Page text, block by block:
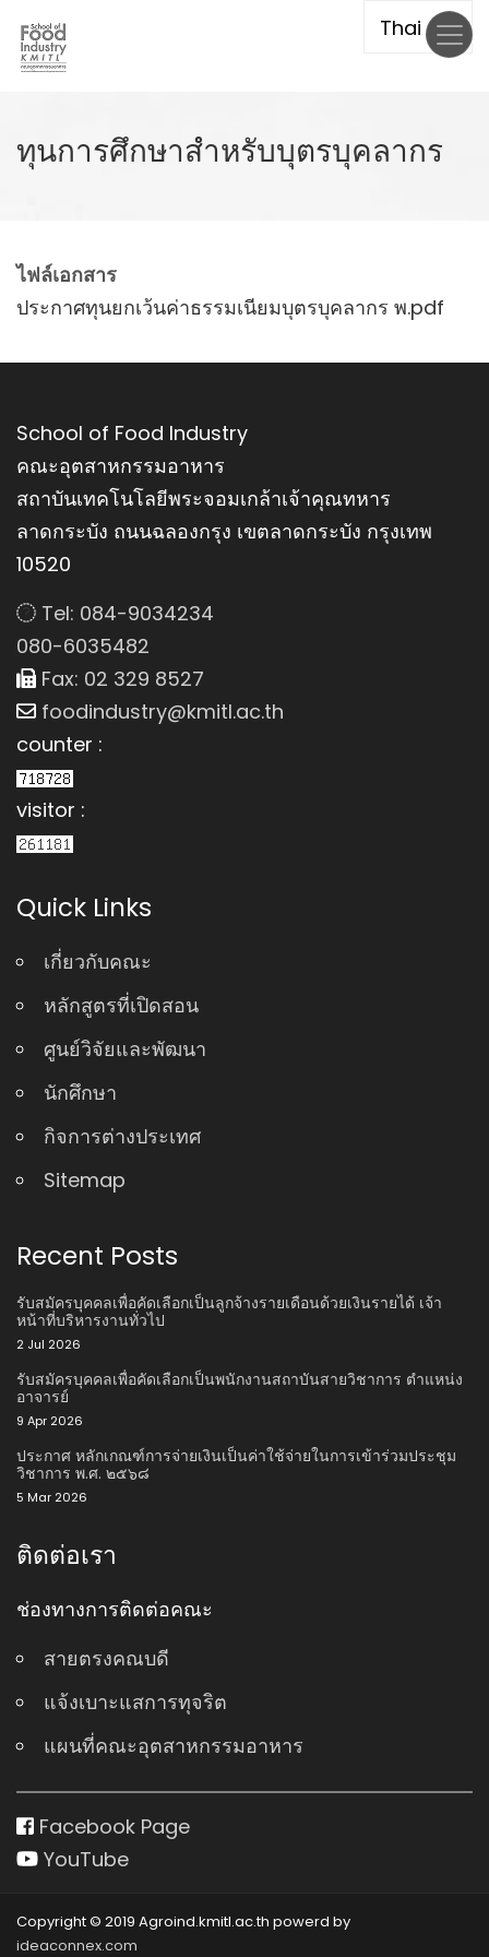
Skip
main
ทุนการศึกษาสำหรับบุตรบุคลากร
ไฟล์เอกสาร
File
ประกาศทุนยกเว้นค่าธรรมเนียมบุตรบุคลากร พ.pdf
School of Food Industry
คณะอุตสาหกรรมอาหาร
สถาบันเทคโนโลยีพระจอมเกล้าเจ้าคุณทหาร
ลาดกระบัง ถนนฉลองกรุง เขตลาดกระบัง กรุงเทพ
10520
Tel: 084-9034234
080-6035482
Fax: 02 329 8527
foodindustry@kmitl.ac.th
counter :
visitor :
Quick Links
เกี่ยวกับคณะ
หลักสูตรที่เปิดสอน
ศูนย์วิจัยและพัฒนา
นักศึกษา
กิจการต่างประเทศ
Sitemap
Recent Posts
รับสมัครบุคคลเพื่อคัดเลือกเป็นลูกจ้างรายเดือนด้วยเงินรายได้ เจ้า
หน้าที่บริหารงานทั่วไป
2 Jul 2026
รับสมัครบุคคลเพื่อคัดเลือกเป็นพนักงานสถาบันสายวิชาการ ตําแหน่ง
อาจารย์
9 Apr 2026
ประกาศ หลักเกณฑ์การจ่ายเงินเป็นค่าใช้จ่ายในการเข้าร่วมประชุม
วิชาการ พ.ศ. ๒๕๖๘
5 Mar 2026
ติดต่อเรา
ช่องทางการติดต่อคณะ
สายตรงคณบดี
แจ้งเบาะแสการทุจริต
แผนที่คณะอุตสาหกรรมอาหาร
Facebook Page
YouTube
Copyright © 2019 Agroind.kmitl.ac.th powerd by
ideaconnex.com